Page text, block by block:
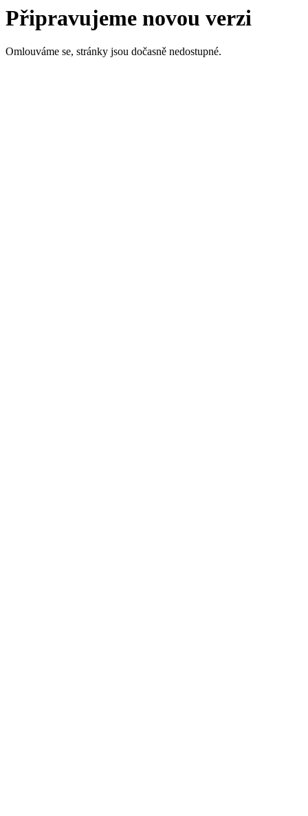
Připravujeme novou verzi
Omlouváme se, stránky jsou dočasně nedostupné.